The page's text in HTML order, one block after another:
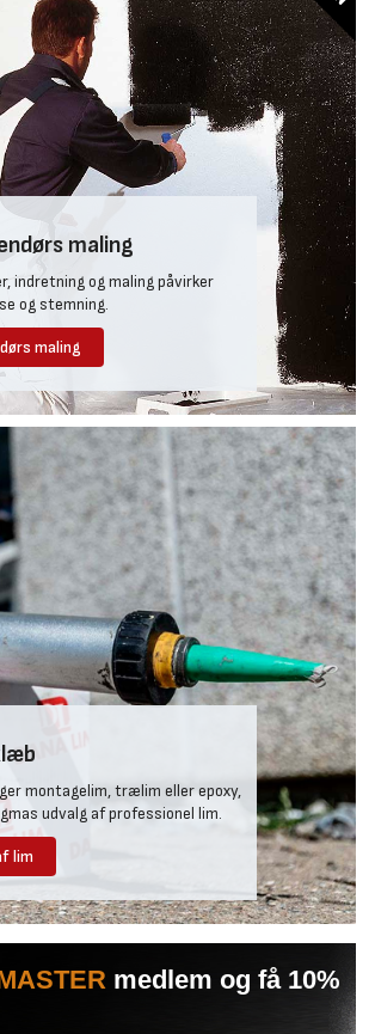
maling
indretning og maling påvirker
og stemning.
maling
montagelim, trælim eller epoxy,
udvalg af professionel lim.
lim
medlem og få 10%